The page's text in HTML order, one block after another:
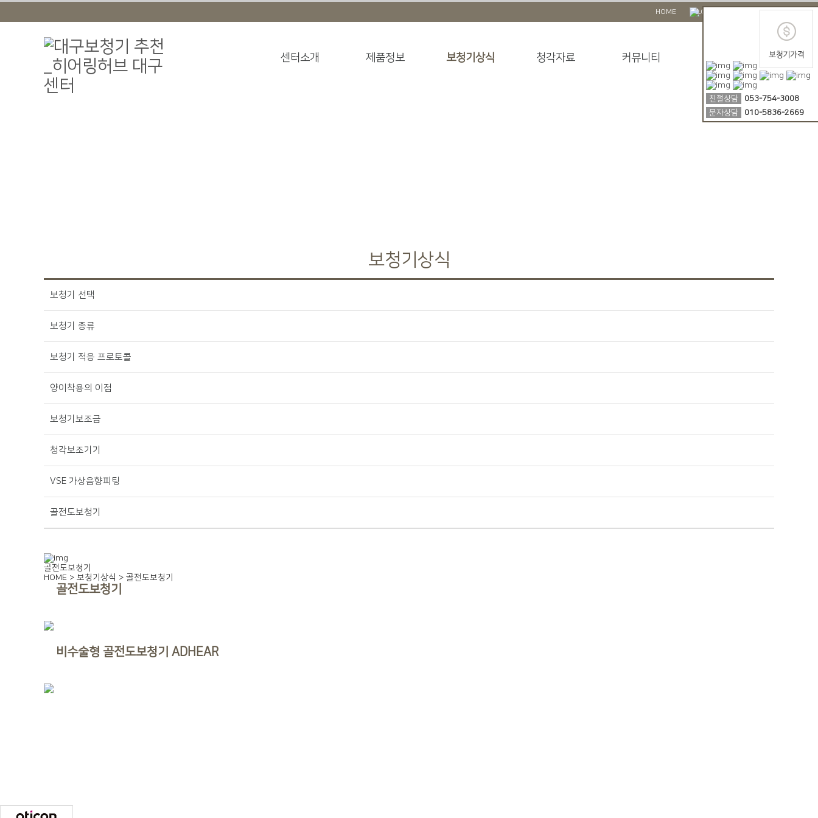
친절상담
053-754-3008
문자상담
010-5836-2669
HOME LOGIN LOCATION
센터소개 제품정보 보청기상식 청각자료 커뮤니티
보청기상식
보청기 선택
보청기 종류
보청기 적응 프로토콜
양이착용의 이점
보청기보조금
청각보조기기
VSE 가상음향피팅
골전도보청기
골전도보청기
HOME > 보청기상식 > 골전도보청기
골전도보청기
비수술형 골전도보청기 ADHEAR